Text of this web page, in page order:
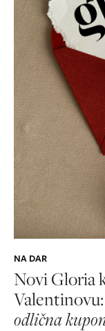
NA DAR
Novi Gloria
odlična